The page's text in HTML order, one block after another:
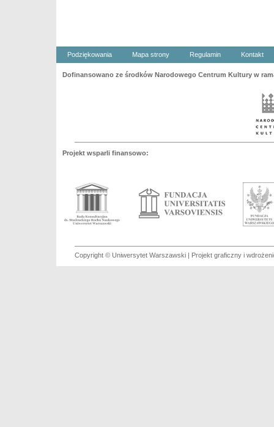
Podziękowania Mapa strony Regulamin Kontakt
Dofinansowano ze środków Narodowego Centrum Kultury w
Projekt wsparli finansowo:
Copyright © Uniwersytet Warszawski | Projekt graficzny i